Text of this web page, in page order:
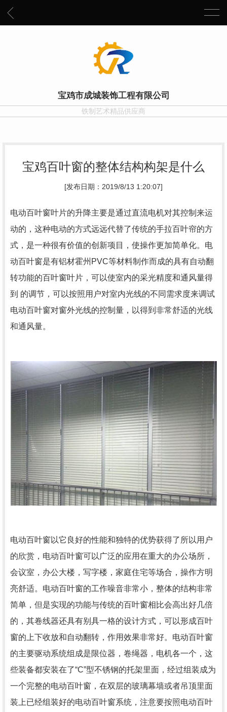
宝鸡市成城装饰工程有限公司
铁制艺术精品供应商
宝鸡百叶窗的整体结构构架是什么
[发布日期：2019/8/13 1:20:07]
电动百叶窗叶片的升降主要是通过直流电机对其控制来运
动的，这种电动的方式远远代替了传统的手拉百叶帘的方
式，是一种很有价值的创新项目，使操作更加简单化。电
动百叶窗是有铝材霍州PVC等材料制作而成的具有自动翻
转功能的百叶窗叶片，可以使室内的采光精度和通风量得
到 的调节，可以按照用户对室内光线的不同需求度来调试
电动百叶窗对窗外光线的控制量，以得到非常舒适的光线
和通风量。
电动百叶窗以它良好的性能和独特的优势获得了所以用户
的欣赏，电动百叶窗可以广泛的应用在重大的办公场所，
会议室，办公大楼，写字楼，家庭住宅等场合，操作方明
亮舒适。电动百叶窗的工作噪音非常小，整体的结构非常
简单，但是实现的功能与传统的百叶窗相比会高出好几倍
的，其卷线器还具有别具一格的设计方式，可以形成百叶
窗的上下收放和自动翻转，作用效果非常好。电动百叶窗
的主要驱动系统组成是限位器，卷绳器，电机各一个，这
些装备都安装在了“C”型不锈钢的托架里面，经过组装成为
一个完整的电动百叶窗，在双层的玻璃幕墙或者吊顶里面
装上已经组装好的电动百叶窗系统，注意要按照电动百叶